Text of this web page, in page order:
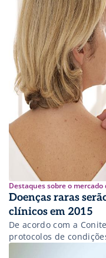
Destaques sobre o mercado
Doenças raras
clínicos em 2015
De acordo com a
protocolos de